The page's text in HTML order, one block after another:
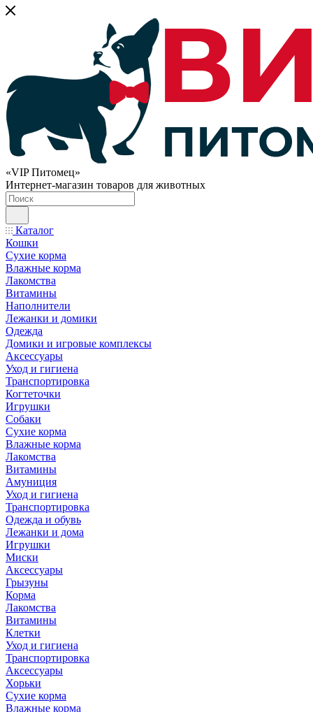
«VIP Питомец»
Интернет-магазин товаров для животных
Каталог
Кошки
Сухие корма
Влажные корма
Лакомства
Витамины
Наполнители
Лежанки и домики
Одежда
Домики и игровые комплексы
Аксессуары
Уход и гигиена
Транспортировка
Когтеточки
Игрушки
Собаки
Сухие корма
Влажные корма
Лакомства
Витамины
Амуниция
Уход и гигиена
Транспортировка
Одежда и обувь
Лежанки и дома
Игрушки
Миски
Аксессуары
Грызуны
Корма
Лакомства
Витамины
Клетки
Уход и гигиена
Транспортировка
Аксессуары
Хорьки
Сухие корма
Влажные корма